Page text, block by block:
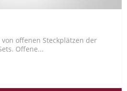
offenen Steckplätzen der
Offene...